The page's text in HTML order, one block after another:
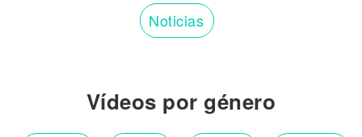
Noticias
Vídeos por género